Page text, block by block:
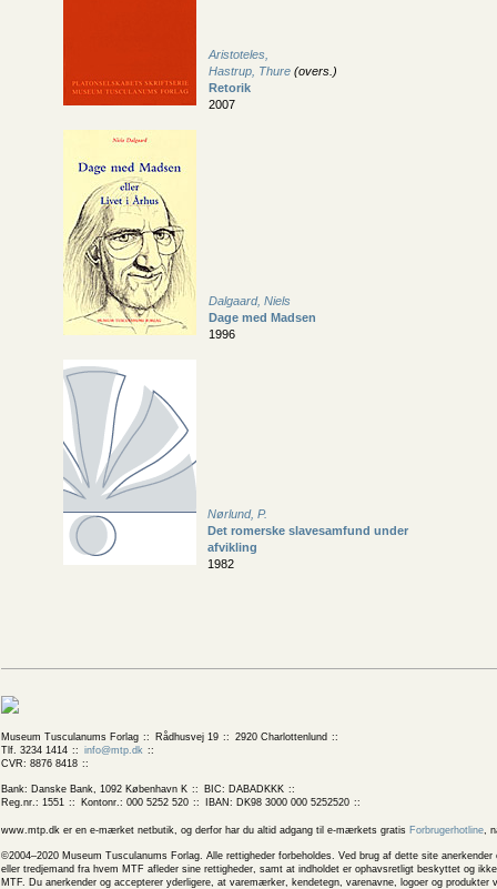
Aristoteles,
Hastrup, Thure (overs.)
Retorik
2007
Dalgaard, Niels
Dage med Madsen
1996
Nørlund, P.
Det romerske slavesamfund under
afvikling
1982
Museum Tusculanums Forlag Rådhusvej 19
2920 Charlottenlund
Tlf. 3234 1414
info@mtp.dk
CVR: 8876 8418
Bank: Danske Bank, 1092 København K
BIC: DABADKKK
Reg.nr.: 1551
Kontonr.: 000 5252 520 IBAN: DK98 3000 000 5252520
www.mtp.dk er en e-mærket netbutik, og derfor har du altid adgang til e-mærkets gratis Forbrugerhotline,
©2004–2020 Museum Tusculanums Forlag. Alle rettigheder forbeholdes. Ved brug af dette site
eller tredjemand fra hvem MTF afleder sine rettigheder, samt at indholdet er ophavsretligt beskyttet og
MTF. Du anerkender og accepterer yderligere, at varemærker, kendetegn, varenavne, logoer og